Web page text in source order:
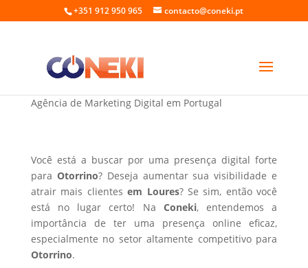
+351 912 950 965 contacto@coneki.pt
Criar site para Otorrino em Loures
Agência de Marketing Digital em Portugal
Você está a buscar por uma presença digital forte
para Otorrino? Deseja aumentar sua visibilidade e
atrair mais clientesem Loures? Se sim, então você
está no lugar certo! Na Coneki, entendemos a
importância de ter uma presença online eficaz,
especialmente no setor altamente competitivo para
Otorrino.